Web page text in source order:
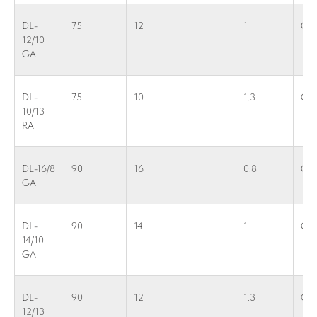
DL-
12/10
GA
75 12 1 G 2
DL-
10/13
RA
75 10 1.3 G 2
DL-16/8
GA
90 16 0.8 G 2
DL-
14/10
GA
90 14 1 G 2
DL-
12/13
90 12 1.3 G 2